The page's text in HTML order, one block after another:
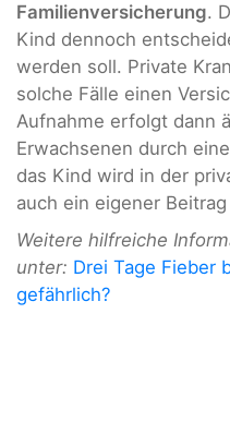
Familienversicherung.
Kind dennoch
werden soll. Private
solche Fälle einen
Aufnahme erfolgt dann
Erwachsenen durch
das Kind wird in der
auch ein eigener
Weitere hilfreiche
unter: Drei Tage Fieber
gefährlich?